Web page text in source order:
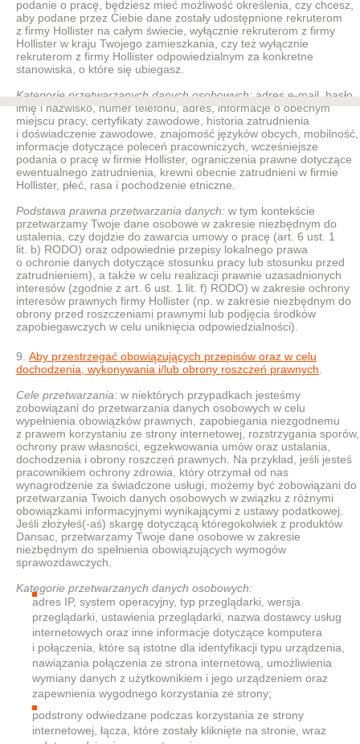
podanie o pracę, będziesz mieć możliwość określenia, czy chcesz,
aby podane przez Ciebie dane zostały udostępnione rekruterom
z firmy Hollister na całym świecie, wyłącznie rekruterom z firmy
Hollister w kraju Twojego zamieszkania, czy też wyłącznie
rekruterom z firmy Hollister odpowiedzialnym za konkretne
stanowiska, o które się ubiegasz.
Kategorie przetwarzanych danych osobowych: adres e-mail, hasło,
imię i nazwisko, numer telefonu, adres, informacje o obecnym
miejscu pracy, certyfikaty zawodowe, historia zatrudnienia
i doświadczenie zawodowe, znajomość języków obcych, mobilność,
informacje dotyczące poleceń pracowniczych, wcześniejsze
podania o pracę w firmie Hollister, ograniczenia prawne dotyczące
ewentualnego zatrudnienia, krewni obecnie zatrudnieni w firmie
Hollister, płeć, rasa i pochodzenie etniczne.
Podstawa prawna przetwarzania danych: w tym kontekście
przetwarzamy Twoje dane osobowe w zakresie niezbędnym do
ustalenia, czy dojdzie do zawarcia umowy o pracę (art. 6 ust. 1
lit. b) RODO) oraz odpowiednie przepisy lokalnego prawa
o ochronie danych dotyczące stosunku pracy lub stosunku przed
zatrudnieniem), a także w celu realizacji prawnie uzasadnionych
interesów (zgodnie z art. 6 ust. 1 lit. f) RODO) w zakresie ochrony
interesów prawnych firmy Hollister (np. w zakresie niezbędnym do
obrony przed roszczeniami prawnymi lub podjęcia środków
zapobiegawczych w celu uniknięcia odpowiedzialności).
Aby przestrzegać obowiązujących przepisów oraz w celu
dochodzenia, wykonywania i/lub obrony roszczeń prawnych
Cele przetwarzania: w niektórych przypadkach jesteśmy
zobowiązani do przetwarzania danych osobowych w celu
wypełnienia obowiązków prawnych, zapobiegania niezgodnemu
z prawem korzystaniu ze strony internetowej, rozstrzygania sporów,
ochrony praw własności, egzekwowania umów oraz ustalania,
dochodzenia i obrony roszczeń prawnych. Na przykład, jeśli jesteś
pracownikiem ochrony zdrowia, który otrzymał od nas
wynagrodzenie za świadczone usługi, możemy być zobowiązani do
przetwarzania Twoich danych osobowych w związku z różnymi
obowiązkami informacyjnymi wynikającymi z ustawy podatkowej.
Jeśli złożyłeś(-aś) skargę dotyczącą któregokolwiek z produktów
Dansac, przetwarzamy Twoje dane osobowe w zakresie
niezbędnym do spełnienia obowiązujących wymogów
sprawozdawczych.
Kategorie przetwarzanych danych osobowych:
adres IP, system operacyjny, typ przeglądarki, wersja
przeglądarki, ustawienia przeglądarki, nazwa dostawcy usług
internetowych oraz inne informacje dotyczące komputera
i połączenia, które są istotne dla identyfikacji typu urządzenia,
nawiązania połączenia ze strona internetową, umożliwienia
wymiany danych z użytkownikiem i jego urządzeniem oraz
zapewnienia wygodnego korzystania ze strony;
podstrony odwiedzane podczas korzystania ze strony
internetowej, łącza, które zostały kliknięte na stronie, wraz